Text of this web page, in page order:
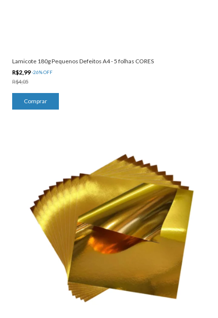
Lamicote 180g Pequenos Defeitos A4 - 5 folhas CORES
R$2,99-26%OFF
R$4,05
Comprar